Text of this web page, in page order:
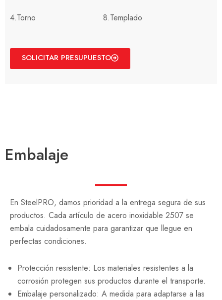
4.Torno 8.Templado
SOLICITAR PRESUPUESTO
Embalaje
En SteelPRO, damos prioridad a la entrega segura de sus
productos. Cada artículo de acero inoxidable 2507 se
embala cuidadosamente para garantizar que llegue en
perfectas condiciones.
Protección resistente: Los materiales resistentes a la
corrosión protegen sus productos durante el transporte.
Embalaje personalizado: A medida para adaptarse a las